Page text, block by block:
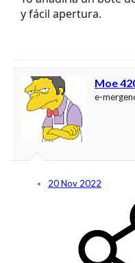
y fácil apertura.
Moe
e-
20 Nov 2022